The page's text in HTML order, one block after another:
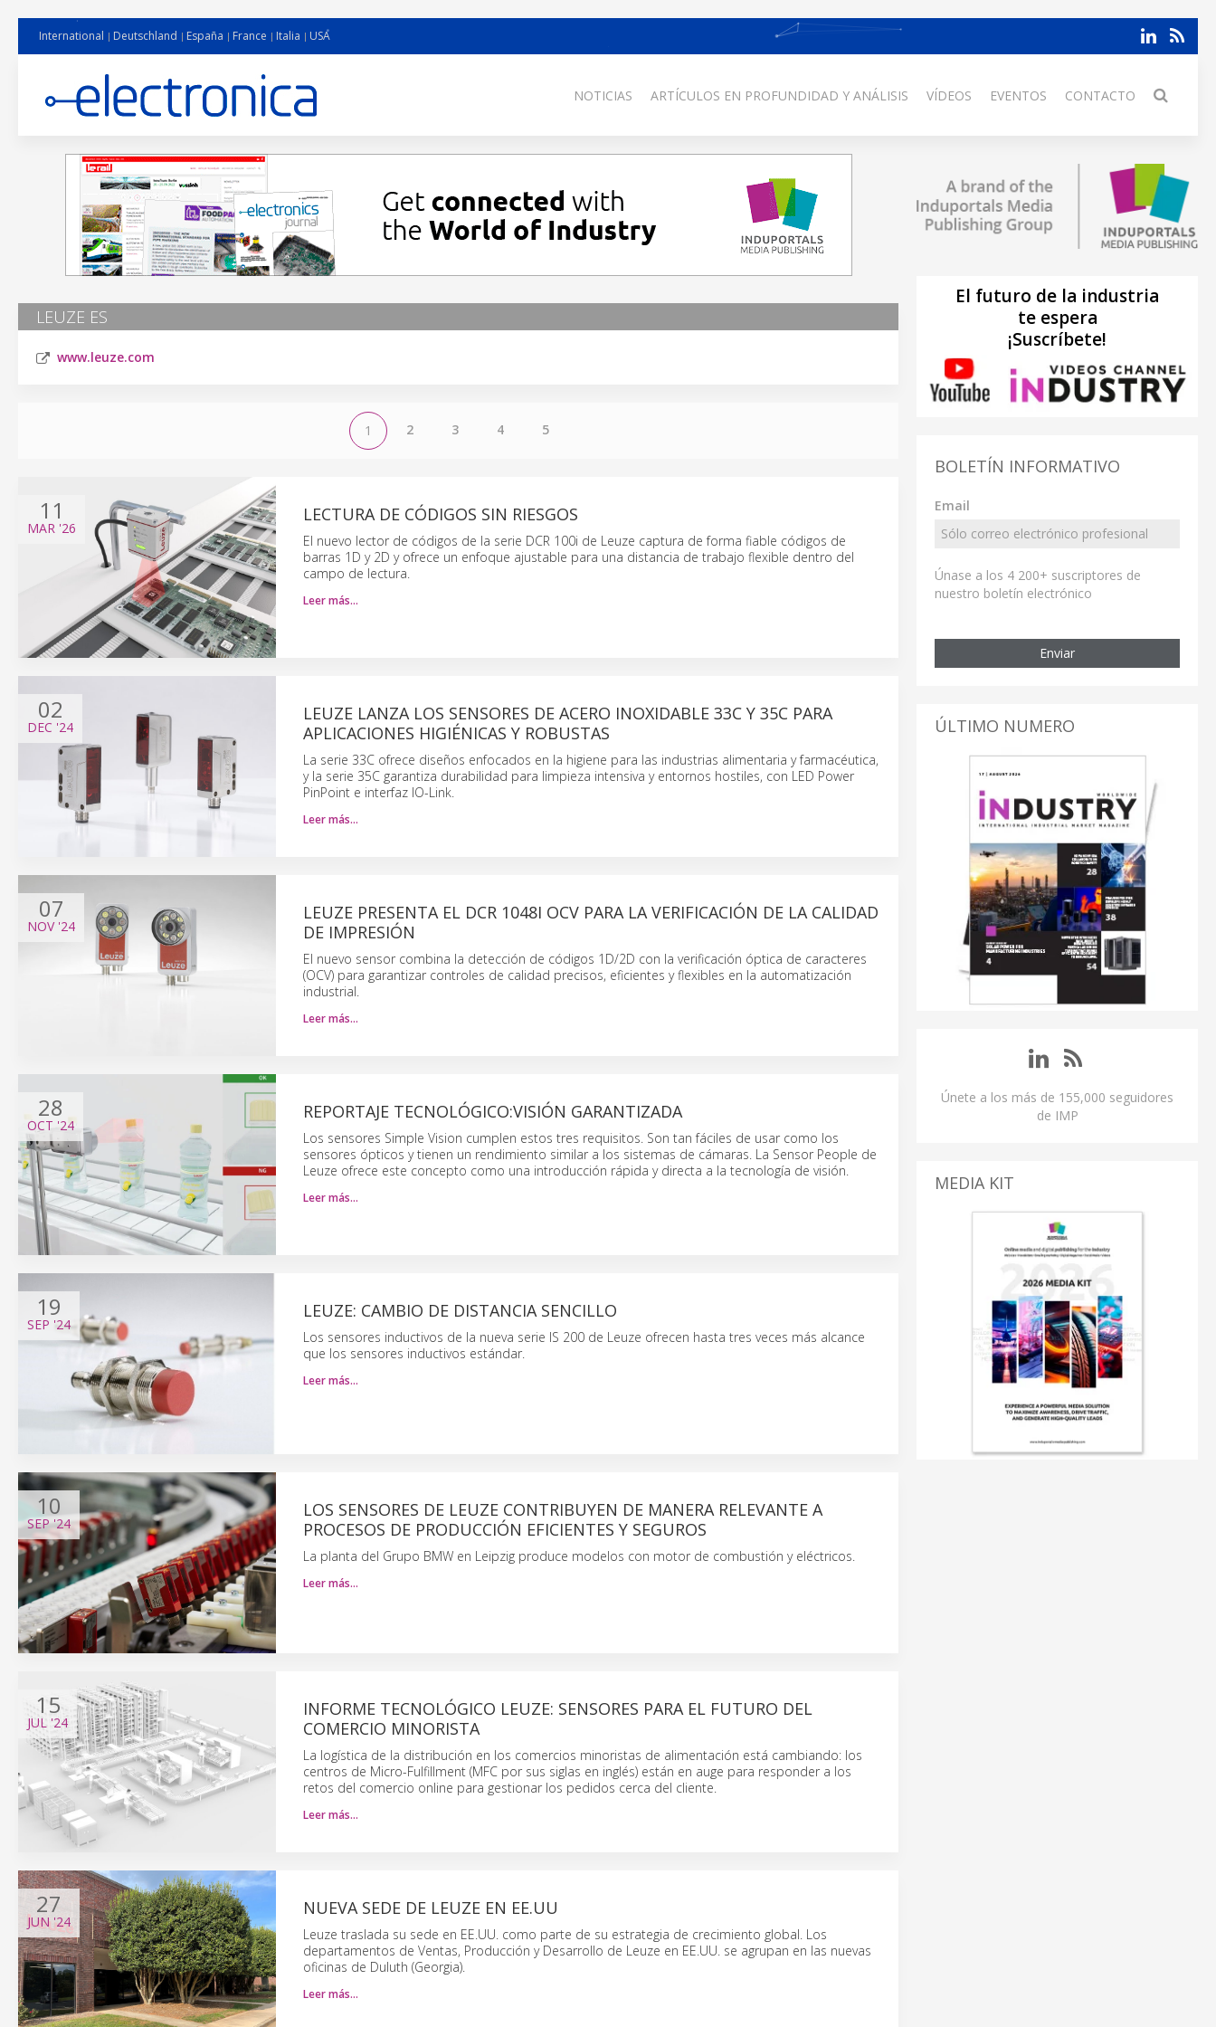
International Deutschland España France Italia USA
NOTICIAS ARTÍCULOS EN PROFUNDIDAD Y ANÁLISIS VÍDEOS EVENTOS CONTACTO
LEUZE ES
www.leuze.com
1 2 3 4 5
11
MAR '26
LECTURA DE CÓDIGOS SIN RIESGOS
El nuevo lector de códigos de la serie DCR 100i de Leuze captura de forma fiable códigos de
barras 1D y 2D y ofrece un enfoque ajustable para una distancia de trabajo flexible dentro del
campo de lectura.
Leer más…
02
DEC '24
LEUZE LANZA LOS SENSORES DE ACERO INOXIDABLE 33C Y 35C PARA
APLICACIONES HIGIÉNICAS Y ROBUSTAS
La serie 33C ofrece diseños enfocados en la higiene para las industrias alimentaria y farmacéutica,
y la serie 35C garantiza durabilidad para limpieza intensiva y entornos hostiles, con LED Power
PinPoint e interfaz IO-Link.
Leer más…
07
NOV'24
LEUZE PRESENTA EL DCR 1048I OCV PARA LA VERIFICACIÓN DE LA CALIDAD
DE IMPRESIÓN
El nuevo sensor combina la detección de códigos 1D/2D con la verificación óptica de caracteres
(OCV) para garantizar controles de calidad precisos, eficientes y flexibles en la automatización
industrial.
Leer más…
28
OCT '24
REPORTAJE TECNOLÓGICO:VISIÓN GARANTIZADA
Los sensores Simple Vision cumplen estos tres requisitos. Son tan fáciles de usar como los
sensores ópticos y tienen un rendimiento similar a los sistemas de cámaras. La Sensor People de
Leuze ofrece este concepto como una introducción rápida y directa a la tecnología de visión.
Leer más…
19
SEP '24
LEUZE: CAMBIO DE DISTANCIA SENCILLO
Los sensores inductivos de la nueva serie IS 200 de Leuze ofrecen hasta tres veces más alcance
que los sensores inductivos estándar.
Leer más…
10
SEP'24
LOS SENSORES DE LEUZE CONTRIBUYEN DE MANERA RELEVANTE A
PROCESOS DE PRODUCCIÓN EFICIENTES Y SEGUROS
La planta del Grupo BMW en Leipzig produce modelos con motor de combustión y eléctricos.
Leer más…
15
JUL '24
INFORME TECNOLÓGICO LEUZE: SENSORES PARA EL FUTURO DEL
COMERCIO MINORISTA
La logística de la distribución en los comercios minoristas de alimentación está cambiando: los
centros de Micro-Fulfillment (MFC por sus siglas en inglés) están en auge para responder a los
retos del comercio online para gestionar los pedidos cerca del cliente.
Leer más…
27
JUN'24
NUEVA SEDE DE LEUZE EN EE.UU
Leuze traslada su sede en EE.UU. como parte de su estrategia de crecimiento global. Los
departamentos de Ventas, Producción y Desarrollo de Leuze en EE.UU. se agrupan en las nuevas
oficinas de Duluth (Georgia).
Leer más…
El futuro de la industria
te espera
¡Suscríbete!
BOLETÍN INFORMATIVO
Email
Únase a los 4 200+ suscriptores de
nuestro boletín electrónico
Enviar
ÚLTIMO NUMERO
Únete a los más de 155,000 seguidores
de IMP
MEDIA KIT